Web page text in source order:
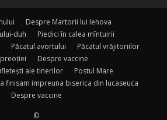
Despre Martorii lui Iehova
duh
Piedici în calea mîntuirii
Păcatul avortului
Păcatul vrăjitoriilor
Despre vaccine
ale tinerilor
Postul Mare
finisam impreuna biserica din lucaseuca
Despre vaccine
©